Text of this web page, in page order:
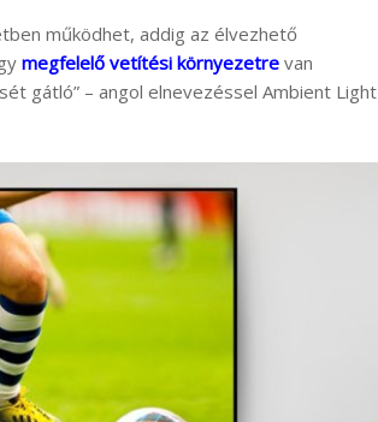
működhet, addig az élvezhető
megfelelő vetítési környezetre van
gátló” – angol elnevezéssel Ambient Light